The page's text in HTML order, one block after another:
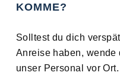
KOMME?
Solltest du dich
Anreise haben, wende
unser Personal vor